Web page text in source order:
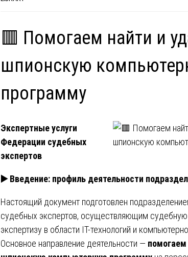
🟥 Помогаем найти и
шпионскую
программу
Экспертные услуги
Федерации судебных
экспертов
▶️Введение: профиль деятельности
Настоящий документ подготовлен
судебных экспертов, осуществляющим
экспертизу в области IT-технологий и
Основное направление деятельности — помогаем